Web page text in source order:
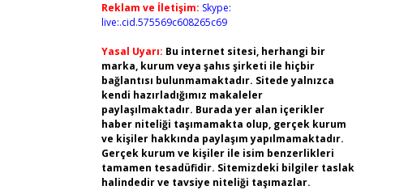
Reklam ve İletişim: Skype:
live:.cid.575569c608265c69
Yasal Uyarı: Bu internet sitesi, herhangi bir
marka, kurum veya şahıs şirketi ile hiçbir
bağlantısı bulunmamaktadır. Sitede yalnızca
kendi hazırladığımız makaleler
paylaşılmaktadır. Burada yer alan içerikler
haber niteliği taşımamakta olup, gerçek kurum
ve kişiler hakkında paylaşım yapılmamaktadır.
Gerçek kurum ve kişiler ile isim benzerlikleri
tamamen tesadüfidir. Sitemizdeki bilgiler taslak
halindedir ve tavsiye niteliği taşımazlar.